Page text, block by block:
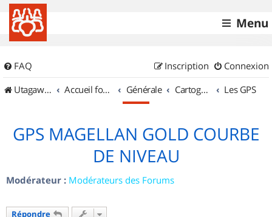
Menu
FAQ Connexion
Inscription
UtagawaVTT (Randos VTT et VTTAE avec traces GPS)
Accueil forum Générale Cartographie et GPS Les GPS
GPS MAGELLAN GOLD COURBE
DE NIVEAU
Modérateur : Modérateurs des Forums
Répondre